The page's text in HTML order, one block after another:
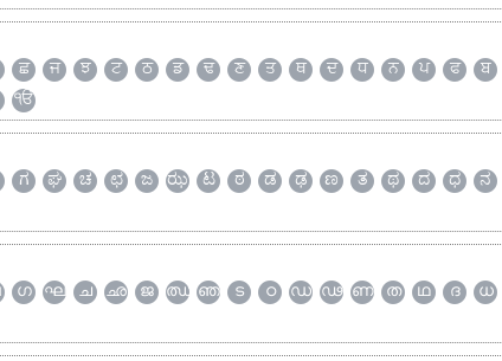
ਛ ਜ ਝ ਟ ਠ ਡ ਢ ਣ ਤ ਥ ਦ ਧ ਨ ਪ ਫ ਬ
ੴ
ಗ ಘ ಚ ಛ ಜ ಝ ಟ ಠ ಡ ಢ ಣ ತ ಥ ದ ಧ ನ
ഗ ഘ ച ഛ ജ ഝ ഞ ട ഠ ഡ ഢ ണ ത ഥ ദ ധ